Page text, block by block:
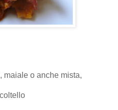
maiale o anche mista,